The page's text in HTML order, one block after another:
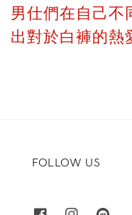
男仕們在自己不
出對於白褲的熱
FOLLOW US